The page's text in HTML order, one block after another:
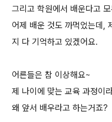
그리고 학원에서 배운다고
어제 배운 것도 까먹었는데,
지 다 기억하고 있겠어요.
어른들은 참 이상해요~
제 나이에 맞는 교육 과정이
왜 앞서 배우라고 하는거죠?